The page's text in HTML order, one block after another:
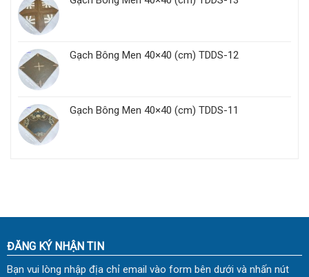
Gạch Bông Men 40×40 (cm) TDDS-12
Gạch Bông Men 40×40 (cm) TDDS-11
ĐĂNG KÝ NHẬN TIN
Bạn vui lòng nhập địa chỉ email vào form bên dưới và nhấn nút